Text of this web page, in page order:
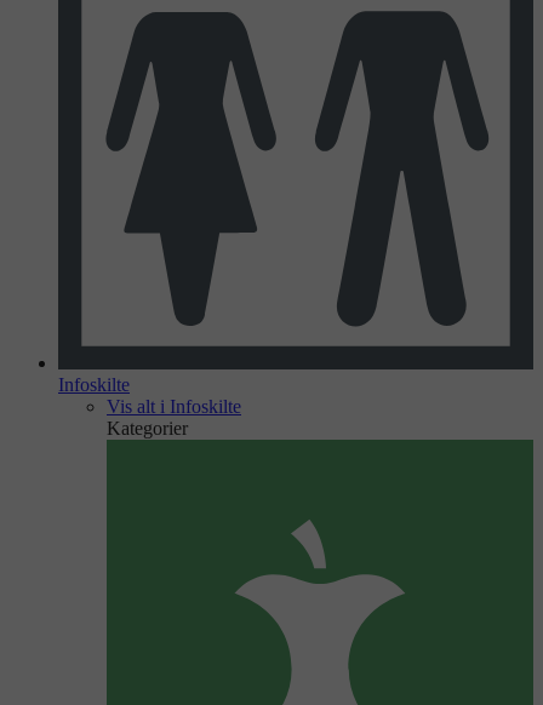
Infoskilte
Vis alt i Infoskilte
Kategorier